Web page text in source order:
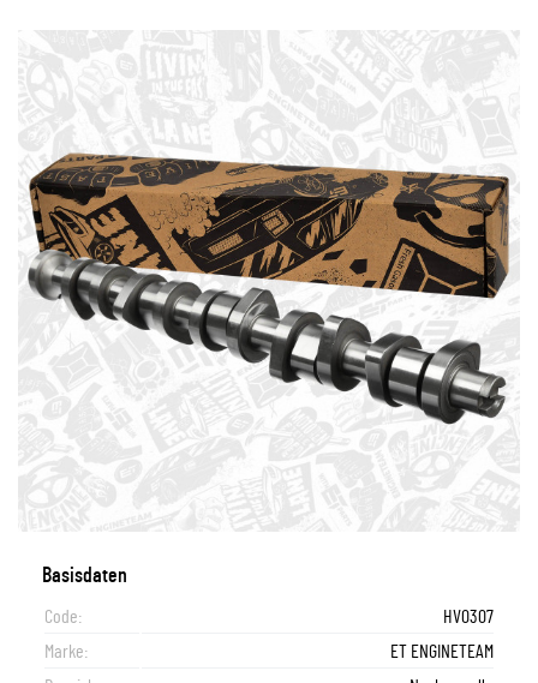
Basisdaten
Code:
HV0307
Marke:
ET ENGINETEAM